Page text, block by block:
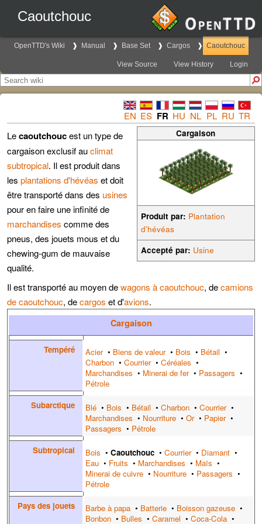
Caoutchouc
OpenTTD's Wiki Manual Base Set Cargos Caoutchouc
View Source View History Login
EN ES FR HU NL PL RU TR
Cargaison
Produit par: Plantation
d'hévéas
Accepté par: Usine
Lecaoutchoucest un type de
cargaison exclusif auclimat
subtropical. Il est produit dans
les plantations d'hévéas et doit
être transporté dans des usines
pour en faire une infinité de
marchandises comme des
pneus, des jouets mous et du
chewing-gum de mauvaise
qualité.
Il est transporté au moyen dewagons à caoutchouc, decamions
de caoutchouc, decargos et d'avions.
Cargaison
Tempéré Acier• Biens de valeur• Bois • Bétail •
Charbon • Courrier• Céréales •
Marchandises • Minerai de fer• Passagers •
Pétrole
Subarctique
Blé • Bois • Bétail • Charbon • Courrier•
Marchandises • Nourriture • Or• Papier•
Passagers • Pétrole
Subtropical
Bois • Caoutchouc • Courrier• Diamant •
Eau • Fruits • Marchandises • Maïs •
Minerai de cuivre • Nourriture • Passagers •
Pétrole
Pays des jouets
Barbe à papa • Batterie • Boisson gazeuse •
Bonbon • Bulles • Caramel • Coca-Cola •